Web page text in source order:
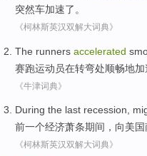
突然车加速了 。
《柯林斯英汉双解大词典》
The runners accelerated
赛跑运动员在转弯处顺畅地加
《牛津词典》
During the last recession,
前一个经济萧条期间 ， 向美国
《柯林斯英汉双解大词典》